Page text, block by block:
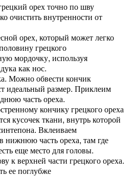
орех точно по шву
очистить внутренности от
орех, который может легко
грецкого
мордочку, используя
как нос.
Можно обвести кончик
идеальный размер. Приклеим
часть ореха.
кончику грецкого ореха
кусочек ткани, внутрь которой
Вклеиваем
часть ореха, там где
еще место для головы.
к верхней части грецкого ореха.
ее поглубже